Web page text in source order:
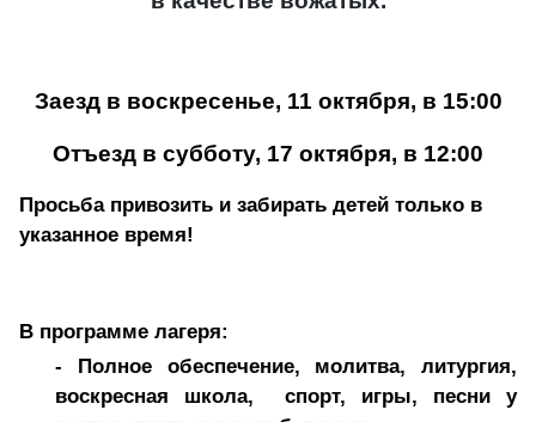
Заезд в воскресенье, 11 октября, в 15:00
Отъезд в субботу, 17 октября, в 12:00
Просьба привозить и забирать детей только в
указанное время!
В программе лагеря:
- Полное обеспечение, молитва, литургия,
воскресная школа, спорт, игры, песни у